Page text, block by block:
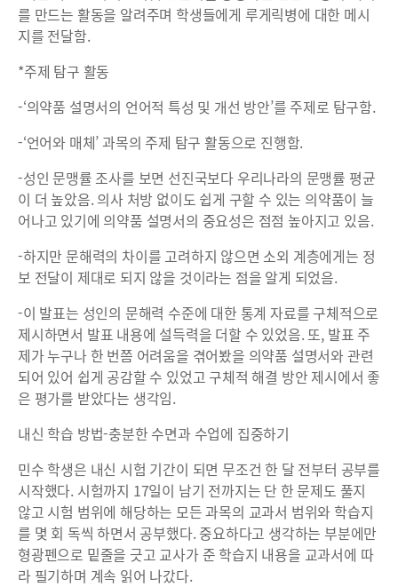
를 만드는 활동을 알려주며 학생들에게 루게릭병에 대한 메시
지를 전달함.
*주제 탐구 활동
-‘의약품 설명서의 언어적 특성 및 개선 방안’를 주제로 탐구함.
-‘언어와 매체’ 과목의 주제 탐구 활동으로 진행함.
-성인 문맹률 조사를 보면 선진국보다 우리나라의 문맹률 평균
이 더 높았음. 의사 처방 없이도 쉽게 구할 수 있는 의약품이 늘
어나고 있기에 의약품 설명서의 중요성은 점점 높아지고 있음.
-하지만 문해력의 차이를 고려하지 않으면 소외 계층에게는 정
보 전달이 제대로 되지 않을 것이라는 점을 알게 되었음.
-이 발표는 성인의 문해력 수준에 대한 통계 자료를 구체적으로
제시하면서 발표 내용에 설득력을 더할 수 있었음. 또, 발표 주
제가 누구나 한 번쯤 어려움을 겪어봤을 의약품 설명서와 관련
되어 있어 쉽게 공감할 수 있었고 구체적 해결 방안 제시에서 좋
은 평가를 받았다는 생각임.
내신 학습 방법-충분한 수면과 수업에 집중하기
민수 학생은 내신 시험 기간이 되면 무조건 한 달 전부터 공부를
시작했다. 시험까지 17일이 남기 전까지는 단 한 문제도 풀지
않고 시험 범위에 해당하는 모든 과목의 교과서 범위와 학습지
를 몇 회 독씩 하면서 공부했다. 중요하다고 생각하는 부분에만
형광펜으로 밑줄을 긋고 교사가 준 학습지 내용을 교과서에 따
라 필기하며 계속 읽어 나갔다.